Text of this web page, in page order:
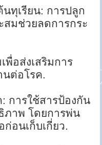
ทุเรียน: การปลูก
สมช่วยลดการกระ
พื่อส่งเสริมการ
นต่อโรค.
การใช้สารป้องกัน
ภาพ โดยการพ่น
อนเก็บเกี่ยว.